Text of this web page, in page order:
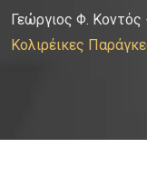
Γεώργιος Φ. Κοντός
Κολιρέικες